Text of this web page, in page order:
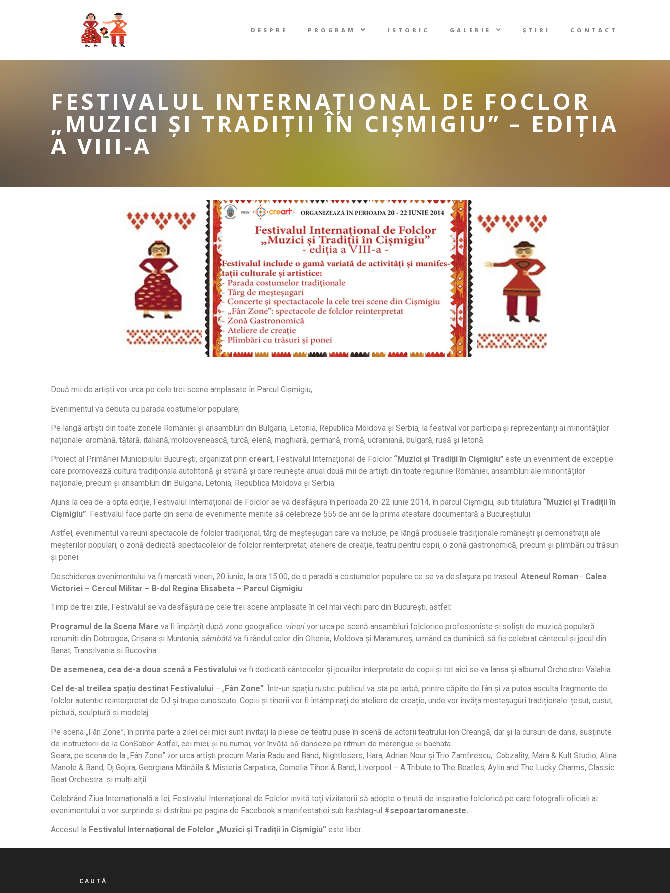
DESPRE PROGRAM ISTORIC GALERIE ȘTIRI CONTACT
FESTIVALUL INTERNAȚIONAL DE FOCLOR
„MUZICI ȘI TRADIȚII ÎN CIȘMIGIU” – EDIȚIA
A VIII-A
Două mii de artiști vor urca pe cele trei scene amplasate în Parcul Cișmigiu;
Evenimentul va debuta cu parada costumelor populare;
Pe langă artiști din toate zonele României și ansambluri din Bulgaria, Letonia, Republica Moldova și Serbia, la festival vor participa și reprezentanți ai minorităților
naționale: aromână, tătară, italiană, moldovenească, turcă, elenă, maghiară, germană, rromă, ucrainiană, bulgară, rusă și letonă.
Proiect al Primăriei Municipiului București, organizat prin creart, Festivalul Internațional de Folclor “Muzici și Tradiții în Cişmigiu” este un eveniment de excepție
care promovează cultura tradiționala autohtonă și straină și care reunește anual două mii de artiști din toate regiunile României, ansambluri ale minorităților
naționale, precum și ansambluri din Bulgaria, Letonia, Republica Moldova și Serbia.
Ajuns la cea de-a opta ediție, Festivalul Internațional de Folclor se va desfășura în perioada 20-22 iunie 2014, în parcul Cișmigiu, sub titulatura “Muzici și Tradiții în
Cişmigiu”. Festivalul face parte din seria de evenimente menite să celebreze 555 de ani de la prima atestare documentară a Bucureștiului.
Astfel, evenimentul va reuni spectacole de folclor tradițional, târg de meșteșugari care va include, pe lângă produsele tradiționale românești și demonstrații ale
meșterilor populari, o zonă dedicată spectacolelor de folclor reinterpretat, ateliere de creație, teatru pentru copii, o zonă gastronomică, precum și plimbări cu trăsuri
și ponei.
Deschiderea evenimentului va fi marcată vineri, 20 iunie, la ora 15:00, de o paradă a costumelor populare ce se va desfaşura pe traseul: Ateneul Roman– Calea
Victoriei – Cercul Militar – B-dul Regina Elisabeta – Parcul Cişmigiu
Timp de trei zile, Festivalul se va desfășura pe cele trei scene amplasate în cel mai vechi parc din București, astfel:
Programul de la Scena Mare va fi împărțit după zone geografice: vineri vor urca pe scenă ansambluri folclorice profesioniste și soliști de muzică populară
renumiți din Dobrogea, Crișana și Muntenia, sâmbătă va fi rândul celor din Oltenia, Moldova și Maramureș, urmând ca duminică să fie celebrat cântecul și jocul din
Banat, Transilvania și Bucovina.
De asemenea, cea de-a doua scenă a Festivalului va fi dedicată cântecelor și jocurilor interpretate de copii și tot aici se va lansa și albumul Orchestrei Valahia.
Cel de-al treilea spațiu destinat Festivalului – „ Fân Zone”. Într-un spațiu rustic, publicul va sta pe iarbă, printre căpițe de fân și va putea asculta fragmente de
folclor autentic reinterpretat de DJ și trupe cunoscute. Copiii și tinerii vor fi întâmpinați de ateliere de creație, unde vor învăța mesteșuguri tradiționale: țesut, cusut,
pictură, sculptură și modelaj.
Pe scena „Fân Zone”, în prima parte a zilei cei mici sunt invitați la piese de teatru puse în scenă de actorii teatrului Ion Creangă, dar și la cursuri de dans, susținute
de instructorii de la ConSabor. Astfel, cei mici, și nu numai, vor învăța să danseze pe ritmuri de merengue și bachata.
Seara, pe scena de la „Fân Zone” vor urca artiști precum Maria Radu and Band, Nightlosers, Hara, Adrian Nour și Trio Zamfirescu, Cobzality, Mara & Kult Studio, Alina
Manole & Band, Dj Gojira, Georgiana Mănăila & Misteria Carpatica, Cornelia Tihon & Band, Liverpool – A Tribute to The Beatles, Aylin and The Lucky Charms, Classic
Beat Orchestra și mulți alții.
Celebrând Ziua Internațională a Iei, Festivalul Internațional de Folclor invită toți vizitatorii să adopte o ținută de inspirație folclorică pe care fotografii oficiali ai
evenimentului o vor surprinde și distribui pe pagina de Facebook a manifestației sub hashtag-ul #sepoartaromaneste.
Accesul la Festivalul Internațional de Folclor „Muzici și Tradiții în Cișmigiu” este liber.
CAUTĂ